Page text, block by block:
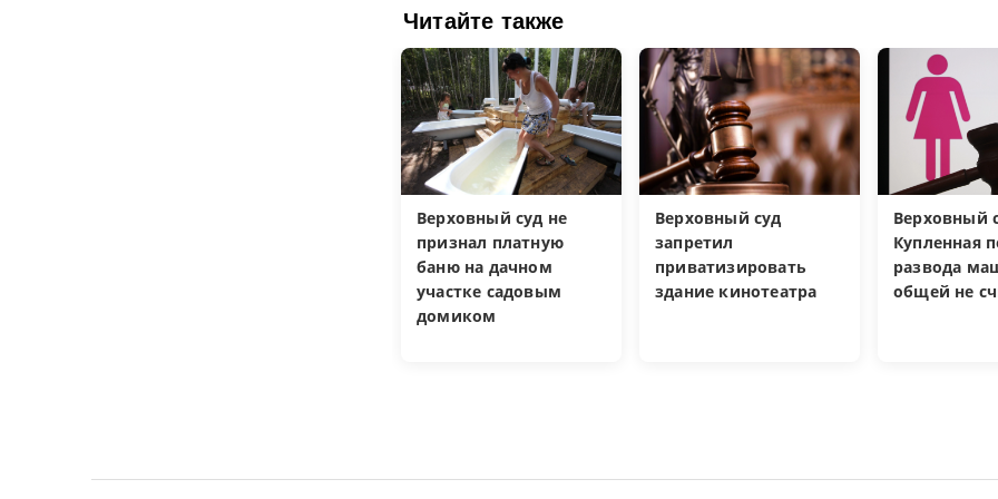
Читайте также
Верховный суд не
признал платную
баню на дачном
участке садовым
домиком
Верховный суд
запретил
приватизировать
здание кинотеатра
Верховный
Купленная
развода
общей не